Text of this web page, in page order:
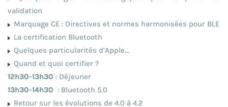
validation
Marquage CE : Directives et normes harmonisées pour BLE
La certification Bluetooth
Quelques particularités d’Apple...
Quand et quoi certifier ?
12h30-13h30 : Déjeuner
13h30-14h30 : Bluetooth 5.0
Retour sur les évolutions de 4.0 à 4.2